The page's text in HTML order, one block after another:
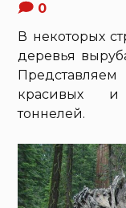
0
В некоторых
деревья
красивых и
тоннелей.